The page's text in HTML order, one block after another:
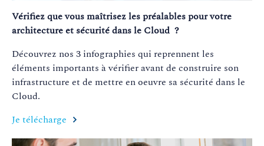
Vérifiez que vous maîtrisez les préalables pour votre
architecture et sécurité dans le Cloud ?
Découvrez nos 3 infographies qui reprennent les
éléments importants à vérifier avant de construire son
infrastructure et de mettre en oeuvre sa sécurité dans le
Cloud.
Je télécharge